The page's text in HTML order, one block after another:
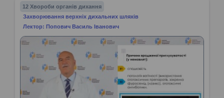
12 Хвороби органів дихання
Захворювання верхніх дихальних шляхів
Лектор: Попович Василь Іванович